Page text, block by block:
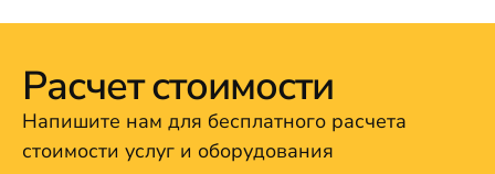
Расчет стоимости
Напишите нам для бесплатного расчета
стоимости услуг и оборудования